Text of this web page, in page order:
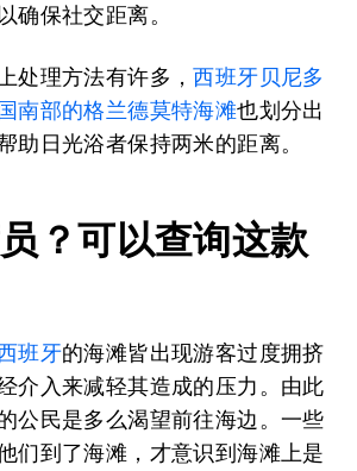
确保社交距离。
处理方法有许多，西班牙贝尼多
南部的格兰德莫特海滩也划分出
助日光浴者保持两米的距离。
？可以查询这款
班牙的海滩皆出现游客过度拥挤
介入来减轻其造成的压力。由此
公民是多么渴望前往海边。一些
们到了海滩，才意识到海滩上是